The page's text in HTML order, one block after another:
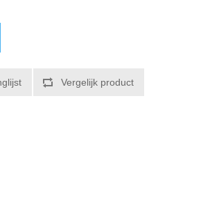
Vergelijk product